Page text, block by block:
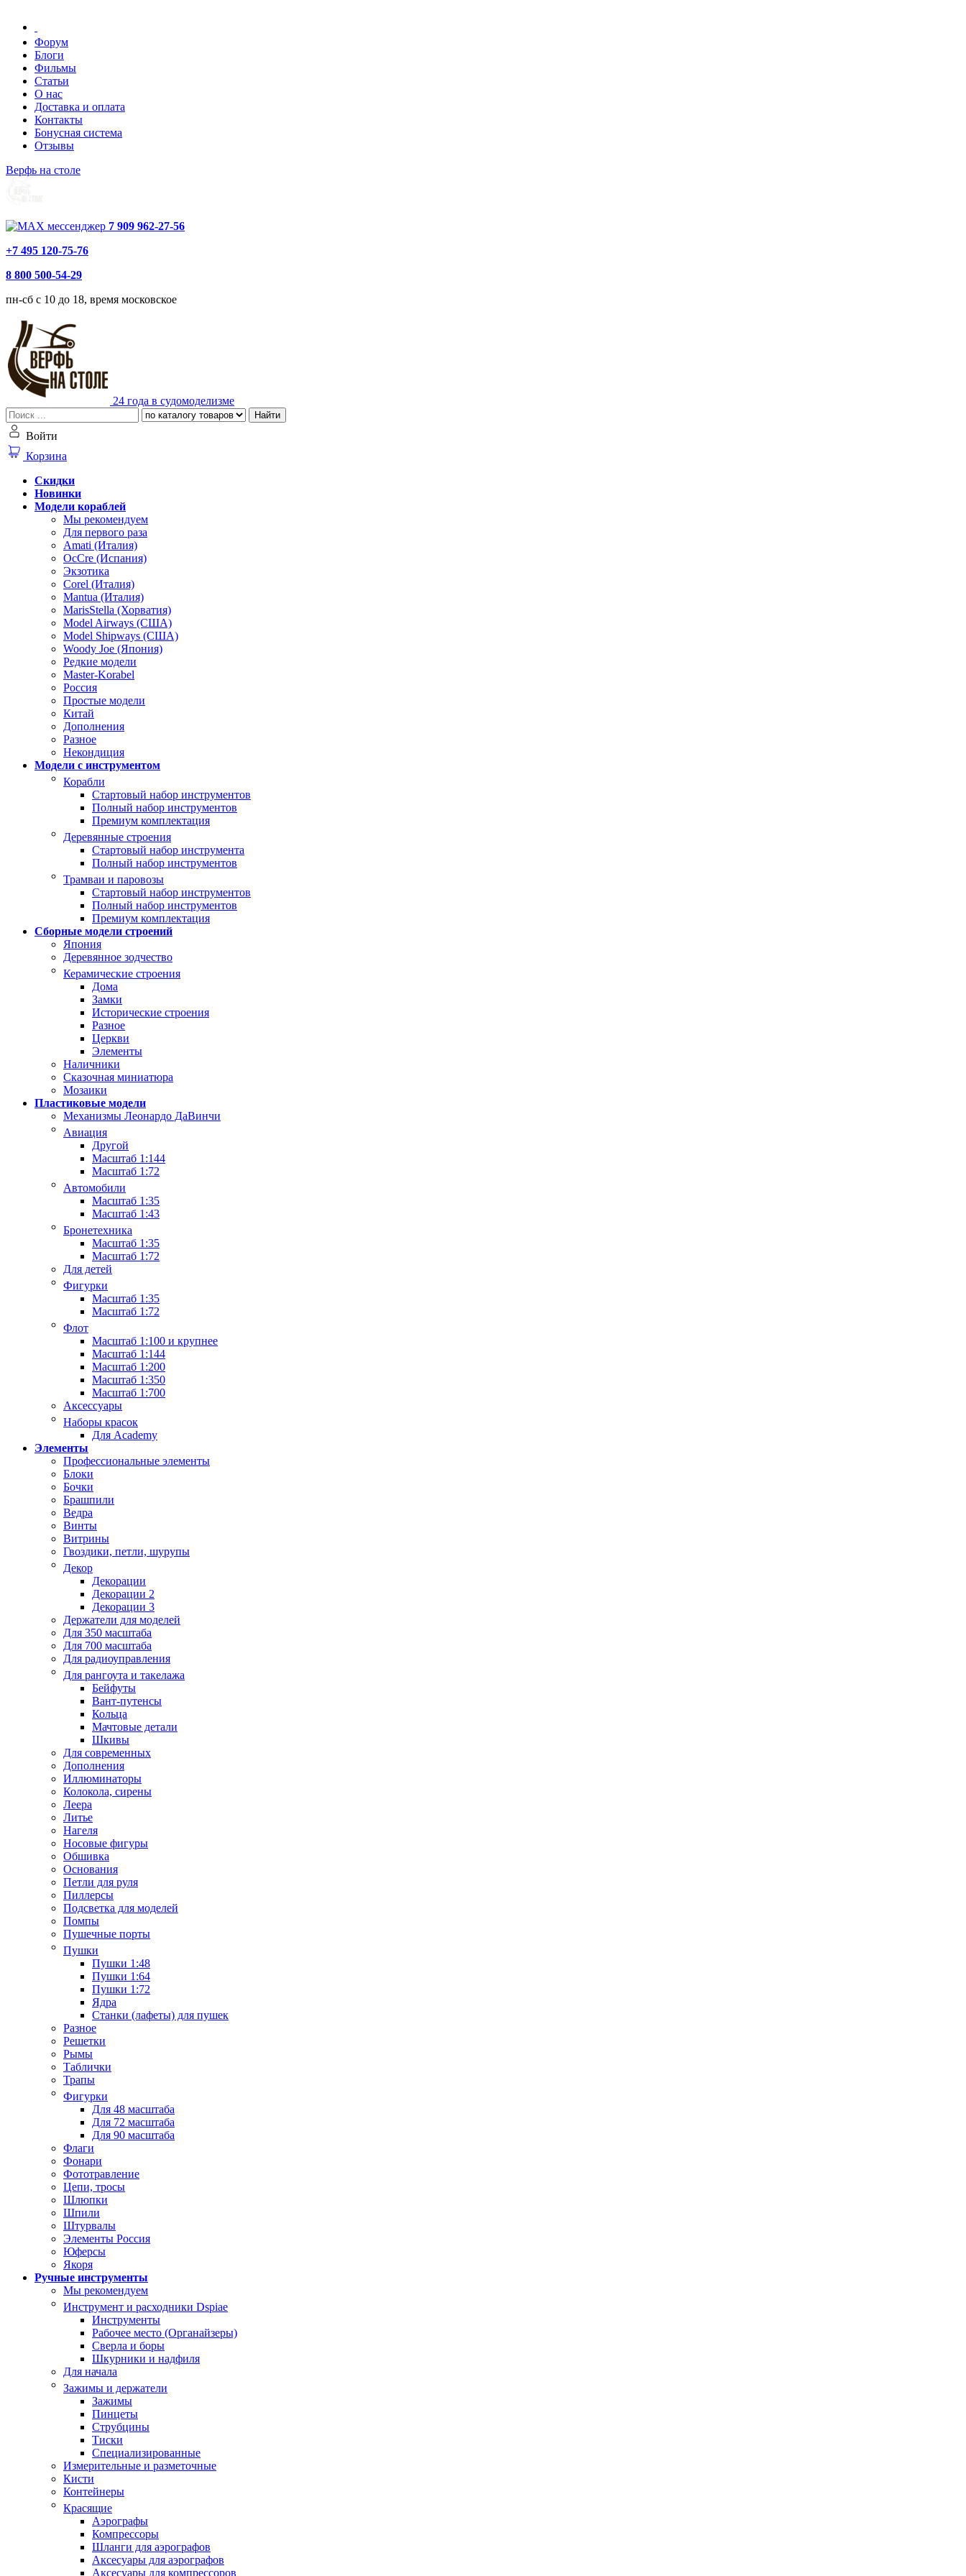
Форум
Блоги
Фильмы
Статьи
О нас
Доставка и оплата
Контакты
Бонусная система
Отзывы
Верфь на столе
7 909 962-27-56
+7 495 120-75-76
8 800 500-54-29
пн-сб с 10 до 18, время московское
24 года в судомоделизме
Найти
Войти
Корзина
Скидки
Новинки
Модели кораблей
Мы рекомендуем
Для первого раза
Amati (Италия)
OcCre (Испания)
Экзотика
Corel (Италия)
Mantua (Италия)
MarisStella (Хорватия)
Model Airways (США)
Model Shipways (США)
Woody Joe (Япония)
Редкие модели
Master-Korabel
Россия
Простые модели
Китай
Дополнения
Разное
Некондиция
Модели с инструментом
Корабли
Стартовый набор инструментов
Полный набор инструментов
Премиум комплектация
Деревянные строения
Стартовый набор инструмента
Полный набор инструментов
Трамваи и паровозы
Стартовый набор инструментов
Полный набор инструментов
Премиум комплектация
Сборные модели строений
Япония
Деревянное зодчество
Керамические строения
Дома
Замки
Исторические строения
Разное
Церкви
Элементы
Наличники
Сказочная миниатюра
Мозаики
Пластиковые модели
Механизмы Леонардо ДаВинчи
Авиация
Другой
Масштаб 1:144
Масштаб 1:72
Автомобили
Масштаб 1:35
Масштаб 1:43
Бронетехника
Масштаб 1:35
Масштаб 1:72
Для детей
Фигурки
Масштаб 1:35
Масштаб 1:72
Флот
Масштаб 1:100 и крупнее
Масштаб 1:144
Масштаб 1:200
Масштаб 1:350
Масштаб 1:700
Аксессуары
Наборы красок
Для Academy
Элементы
Профессиональные элементы
Блоки
Бочки
Брашпили
Ведра
Винты
Витрины
Гвоздики, петли, шурупы
Декор
Декорации
Декорации 2
Декорации 3
Держатели для моделей
Для 350 масштаба
Для 700 масштаба
Для радиоуправления
Для рангоута и такелажа
Бейфуты
Вант-путенсы
Кольца
Мачтовые детали
Шкивы
Для современных
Дополнения
Иллюминаторы
Колокола, сирены
Леера
Литье
Нагеля
Носовые фигуры
Обшивка
Основания
Петли для руля
Пиллерсы
Подсветка для моделей
Помпы
Пушечные порты
Пушки
Пушки 1:48
Пушки 1:64
Пушки 1:72
Ядра
Станки (лафеты) для пушек
Разное
Решетки
Рымы
Таблички
Трапы
Фигурки
Для 48 масштаба
Для 72 масштаба
Для 90 масштаба
Флаги
Фонари
Фототравление
Цепи, тросы
Шлюпки
Шпили
Штурвалы
Элементы Россия
Юферсы
Якоря
Ручные инструменты
Мы рекомендуем
Инструмент и расходники Dspiae
Инструменты
Рабочее место (Органайзеры)
Сверла и боры
Шкурники и надфиля
Для начала
Зажимы и держатели
Зажимы
Пинцеты
Струбцины
Тиски
Специализированные
Измерительные и разметочные
Кисти
Контейнеры
Красящие
Аэрографы
Компрессоры
Шланги для аэрографов
Аксесуары для аэрографов
Аксесуары для компрессоров